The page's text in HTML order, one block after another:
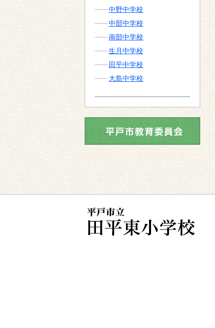
中野中学校
中部中学校
南部中学校
生月中学校
田平中学校
大島中学校